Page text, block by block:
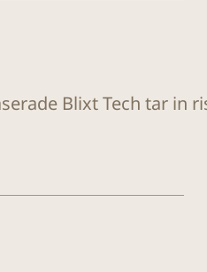
Blixt Tech tar in